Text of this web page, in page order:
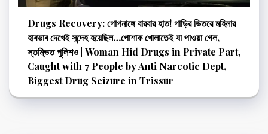
Drugs Recovery: গোপনাঙ্গে বারবার হাত! গাড়ির ভিতরে মহিলার
হাবভাব দেখেই সন্দেহ হয়েছিল…পোশাক খোলাতেই যা পাওয়া গেল,
স্তম্ভিত পুলিশও | Woman Hid Drugs in Private Part,
Caught with 7 People by Anti Narcotic Dept,
Biggest Drug Seizure in Trissur